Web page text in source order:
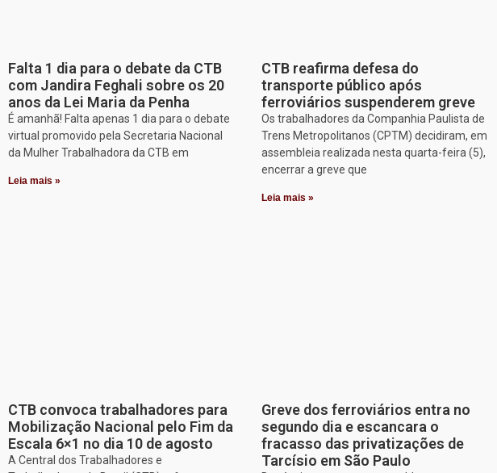
Falta 1 dia para o debate da CTB
com Jandira Feghali sobre os 20
anos da Lei Maria da Penha
É amanhã! Falta apenas 1 dia para o debate
virtual promovido pela Secretaria Nacional
da Mulher Trabalhadora da CTB em
Leia mais »
CTB reafirma defesa do
transporte público após
ferroviários suspenderem greve
Os trabalhadores da Companhia Paulista de
Trens Metropolitanos (CPTM) decidiram, em
assembleia realizada nesta quarta-feira (5),
encerrar a greve que
Leia mais »
CTB convoca trabalhadores para
Mobilização Nacional pelo Fim da
Escala 6×1 no dia 10 de agosto
A Central dos Trabalhadores e
Greve dos ferroviários entra no
segundo dia e escancara o
fracasso das privatizações de
Tarcísio em São Paulo